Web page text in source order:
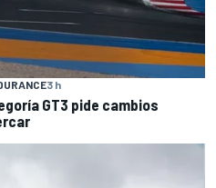
3 h
GT3 pide cambios